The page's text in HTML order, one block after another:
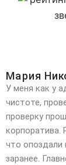
Мария
У меня как у
чистоте,
проверку
корпоратива.
что опоздали
заранее.